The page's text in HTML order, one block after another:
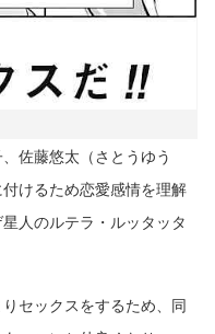
佐藤悠太（さとうゆう
けるため恋愛感情を理解
人のルテラ・ルッタッタ
セックスをするため、同